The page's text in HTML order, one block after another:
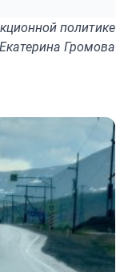
политике
Громова